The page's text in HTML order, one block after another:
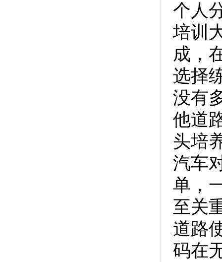
个人
培训
成，
选择
没有
他道
头培
汽车
单，
至关
道路
码在